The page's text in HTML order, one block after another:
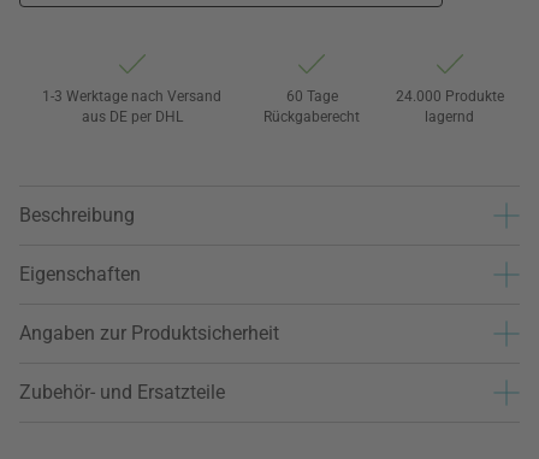
1-3 Werktage nach Versand
aus DE per DHL
60 Tage
Rückgaberecht
24.000 Produkte
lagernd
Beschreibung
Eigenschaften
Angaben zur Produktsicherheit
Zubehör- und Ersatzteile